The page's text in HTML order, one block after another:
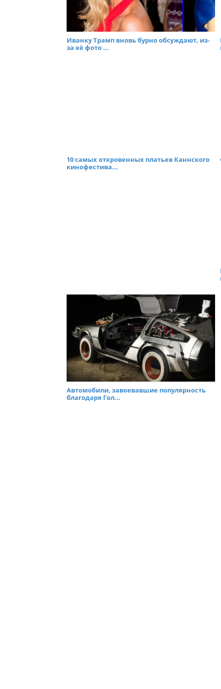
Иванку Трамп вновь бурно обсуждают, из-
за её фото ...
10 самых откровенных платьев Каннского
кинофестива...
Автомобили, завоевавшие популярность
благодаря Гол...